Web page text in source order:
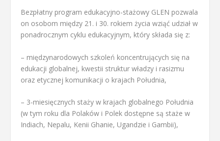
Bezpłatny program edukacyjno-stażowy GLEN pozwala
on osobom między 21. i 30. rokiem życia wziąć udział w
ponadrocznym cyklu edukacyjnym, który składa się z:
– międzynarodowych szkoleń koncentrujących się na
edukacji globalnej, kwestii struktur władzy i rasizmu
oraz etycznej komunikacji o krajach Południa,
– 3-miesięcznych staży w krajach globalnego Południa
(w tym roku dla Polaków i Polek dostępne są staże w
Indiach, Nepalu, Kenii Ghanie, Ugandzie i Gambii),